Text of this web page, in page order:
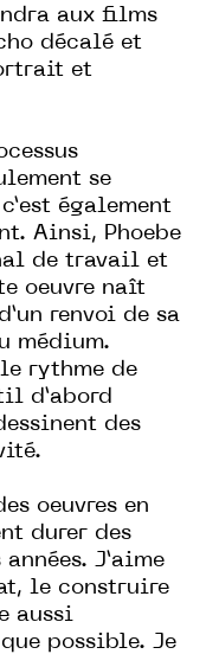
aux films
décalé et
et
se
également
Ainsi, Phoebe
de travail et
oeuvre naît
renvoi de sa
médium.
rythme de
d’abord
des
oeuvres en
durer des
J’aime
le construire
aussi
possible. Je